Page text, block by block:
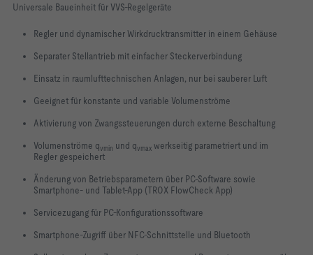
Universale Baueinheit für VVS-Regelgeräte
Regler und dynamischer Wirkdrucktransmitter in einem Gehäuse
Separater Stellantrieb mit einfacher Steckerverbindung
Einsatz in raumlufttechnischen Anlagen, nur bei sauberer Luft
Geeignet für konstante und variable Volumenströme
Aktivierung von Zwangssteuerungen durch externe Beschaltung
Volumenströme qvmin und qvmax werkseitig parametriert und im
Regler gespeichert
Änderung von Betriebsparametern über PC-Software sowie
Smartphone- und Tablet-App (TROX FlowCheck App)
Servicezugang für PC-Konfigurationssoftware
Smartphone-Zugriff über NFC-Schnittstelle und Bluetooth